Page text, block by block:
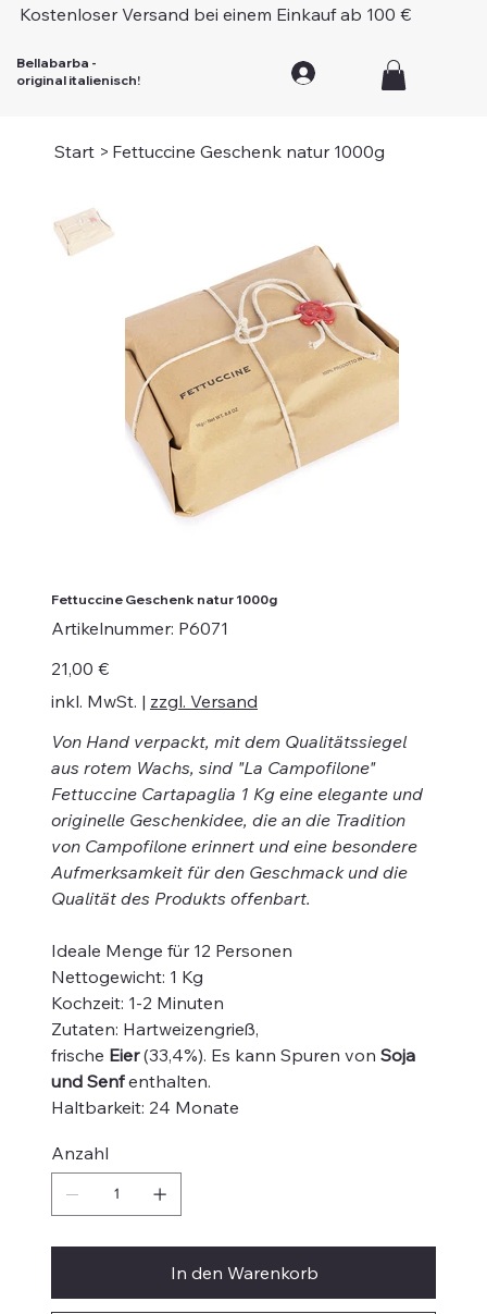
Kostenloser Versand bei einem Einkauf ab 100 €
Bellabarba -
original italienisch!
Start > Fettuccine Geschenk natur 1000g
Fettuccine Geschenk natur 1000g
Artikelnummer: Artikelnummer:
P6071
P6071
Preis
21,00 €
inkl. MwSt. | zzgl. Versand
Von Hand verpackt, mit dem Qualitätssiegel
aus rotem Wachs, sind "La Campofilone"
Fettuccine Cartapaglia 1 Kg eine elegante und
originelle Geschenkidee, die an die Tradition
von Campofilone erinnert und eine besondere
Aufmerksamkeit für den Geschmack und die
Qualität des Produkts offenbart.
Ideale Menge für 12 Personen
Nettogewicht: 1 Kg
Kochzeit: 1-2 Minuten
Zutaten: Hartweizengrieß,
frische Eier(33,4%). Es kann Spuren von Soja
und Senfenthalten.
Haltbarkeit: 24 Monate
Anzahl
In den Warenkorb